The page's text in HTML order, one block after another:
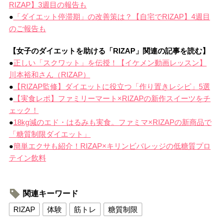
RIZAP】3週目の報告も
● 「ダイエット停滞期」の改善策は？【自宅でRIZAP】4週目
のご報告も
【女子のダイエットを助ける「RIZAP」関連の記事を読む】
●正しい「スクワット」を伝授！【イケメン動画レッスン】
川本裕和さん（RIZAP）
● 【RIZAP監修】ダイエットに役立つ「作り置きレシピ」5選
● 【実食レポ】ファミリーマート×RIZAPの新作スイーツをチ
ェック！
●18kg減のエド・はるみも実食。ファミマ×RIZAPの新商品で
「糖質制限ダイエット」
●簡単エクサも紹介！RIZAP×キリンビバレッジの低糖質プロ
テイン飲料
関連キーワード
RIZAP
体験 筋トレ 糖質制限